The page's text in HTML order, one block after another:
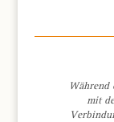
mit